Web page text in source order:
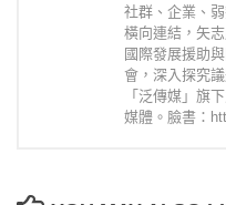
社群、企業、
橫向連結，矢
國際發展援助
會，深入探究
「泛傳媒」旗
媒體。臉書：